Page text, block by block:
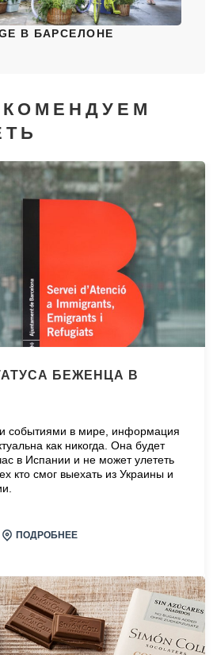
В БАРСЕЛОНЕ
БЕЖЕНЦА В
событиями в мире, информация
как никогда. Она будет
в Испании и не может улететь
кто смог выехать из Украины и
ПОДРОБНЕЕ